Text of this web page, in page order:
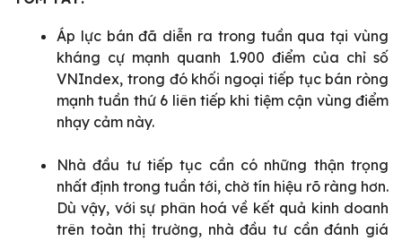
Áp lực bán đã diễn ra trong tuần qua tại vùng
kháng cự mạnh quanh 1.900 điểm của chỉ số
VNIndex, trong đó khối ngoại tiếp tục bán ròng
mạnh tuần thứ 6 liên tiếp khi tiệm cận vùng điểm
nhạy cảm này.
Nhà đầu tư tiếp tục cần có những thận trọng
nhất định trong tuần tới, chờ tín hiệu rõ ràng hơn.
Dù vậy, với sự phân hoá về kết quả kinh doanh
trên toàn thị trường, nhà đầu tư cần đánh giá